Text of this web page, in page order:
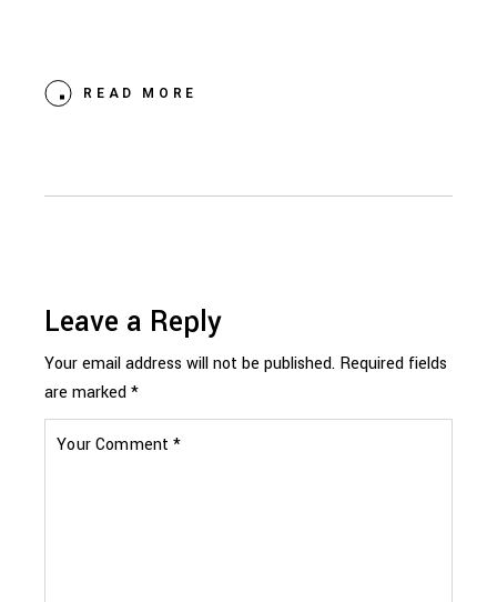
READ MORE
Leave a Reply
Your email address will not be published. Required fields
are marked*